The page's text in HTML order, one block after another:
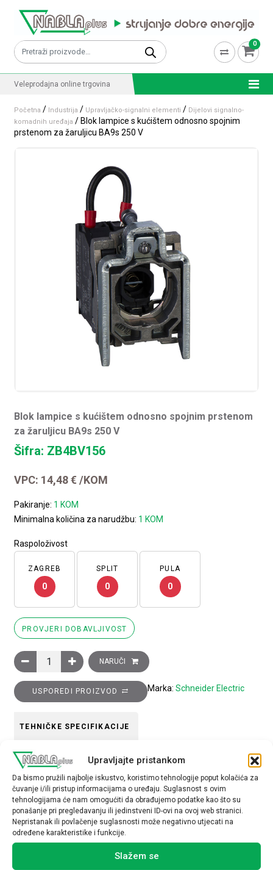
Upravljajte pristankom
Da bismo pružili najbolje iskustvo, koristimo tehnologije poput kolačića za
čuvanje i/ili pristup informacijama o uređaju. Suglasnost s ovim
tehnologijama će nam omogućiti da obrađujemo podatke kao što su
ponašanje pri pregledavanju ili jedinstveni ID-ovi na ovoj web stranici.
Nepristanak ili povlačenje suglasnosti može negativno utjecati na
određene karakteristike i funkcije.
Slažem se
Pretraži: 0
Veleprodajna online trgovina
Početna / Industrija / Upravljačko-signalni elementi / Dijelovi signalno-
komadnih uređaja / Blok lampice s kućištem odnosno spojnim
prstenom za žaruljicu BA9s 250 V
Blok lampice s kućištem odnosno spojnim prstenom
za žaruljicu BA9s 250 V
Šifra: ZB4BV156
VPC: 14,48€ /KOM
Pakiranje: 1 KOM
Minimalna količina za narudžbu: 1 KOM
Raspoloživost
ZAGREB
0
SPLIT
0
PULA
0
PROVJERI DOBAVLJIVOST
Blok lampice s kućištem odnosno spojnim prstenom za
NARUČI
USPOREDI PROIZVOD Marka: Schneider Electric
TEHNIČKE SPECIFIKACIJE
Boja
Ostalo
Tip opreme
blok lampice